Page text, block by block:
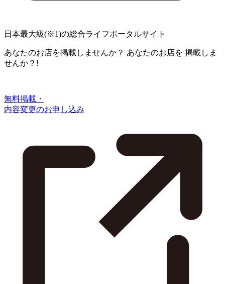
日本最大級(※1)の総合ライフポータルサイト
あなたのお店を掲載しませんか？ あなたのお店を 掲載しま
せんか？!
無料掲載・
内容変更のお申し込み